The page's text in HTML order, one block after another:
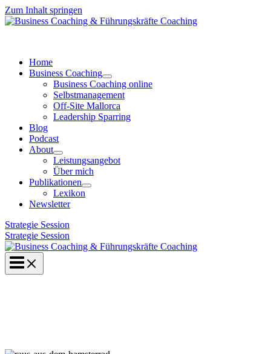
Zum Inhalt springen
Home
Business Coaching
Business Coaching online
Selbstmanagement
Off-Site Mallorca
Leadership Sparring
Blog
Podcast
About
Leistungsangebot
Über mich
Publikationen
Lexikon
Newsletter
Strategie Session
Strategie Session